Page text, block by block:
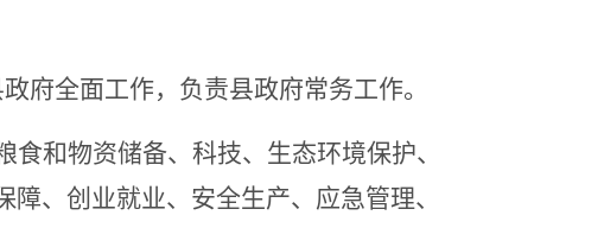
府全面工作，负责县政府常务工作。
和物资储备、科技、 生态环境保护、
、创业就业、安全生产、应急管理、